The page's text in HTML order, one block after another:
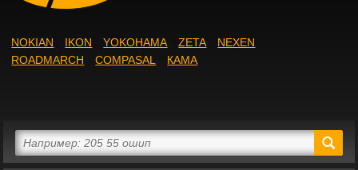
NOKIAN IKON YOKOHAMA ZETA
NEXEN
ROADMARCH
COMPASAL КАМА